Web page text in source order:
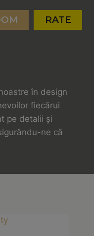
RATE
în design
fiecărui
pe detalii și
ne că